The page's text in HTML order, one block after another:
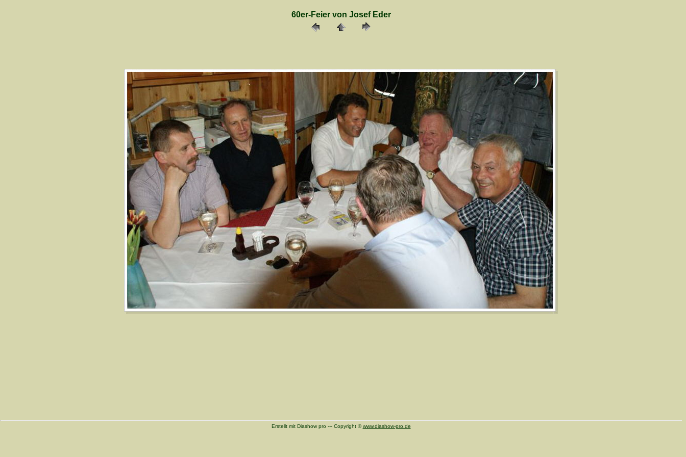
60er-Feier von Josef Eder
Erstellt mit Diashow pro --- Copyright ©www.diashow-pro.de